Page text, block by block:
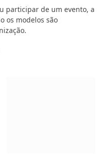
participar de um evento, a
os modelos são